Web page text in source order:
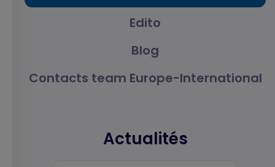
Edito
Blog
Contacts team Europe-International
Actualités